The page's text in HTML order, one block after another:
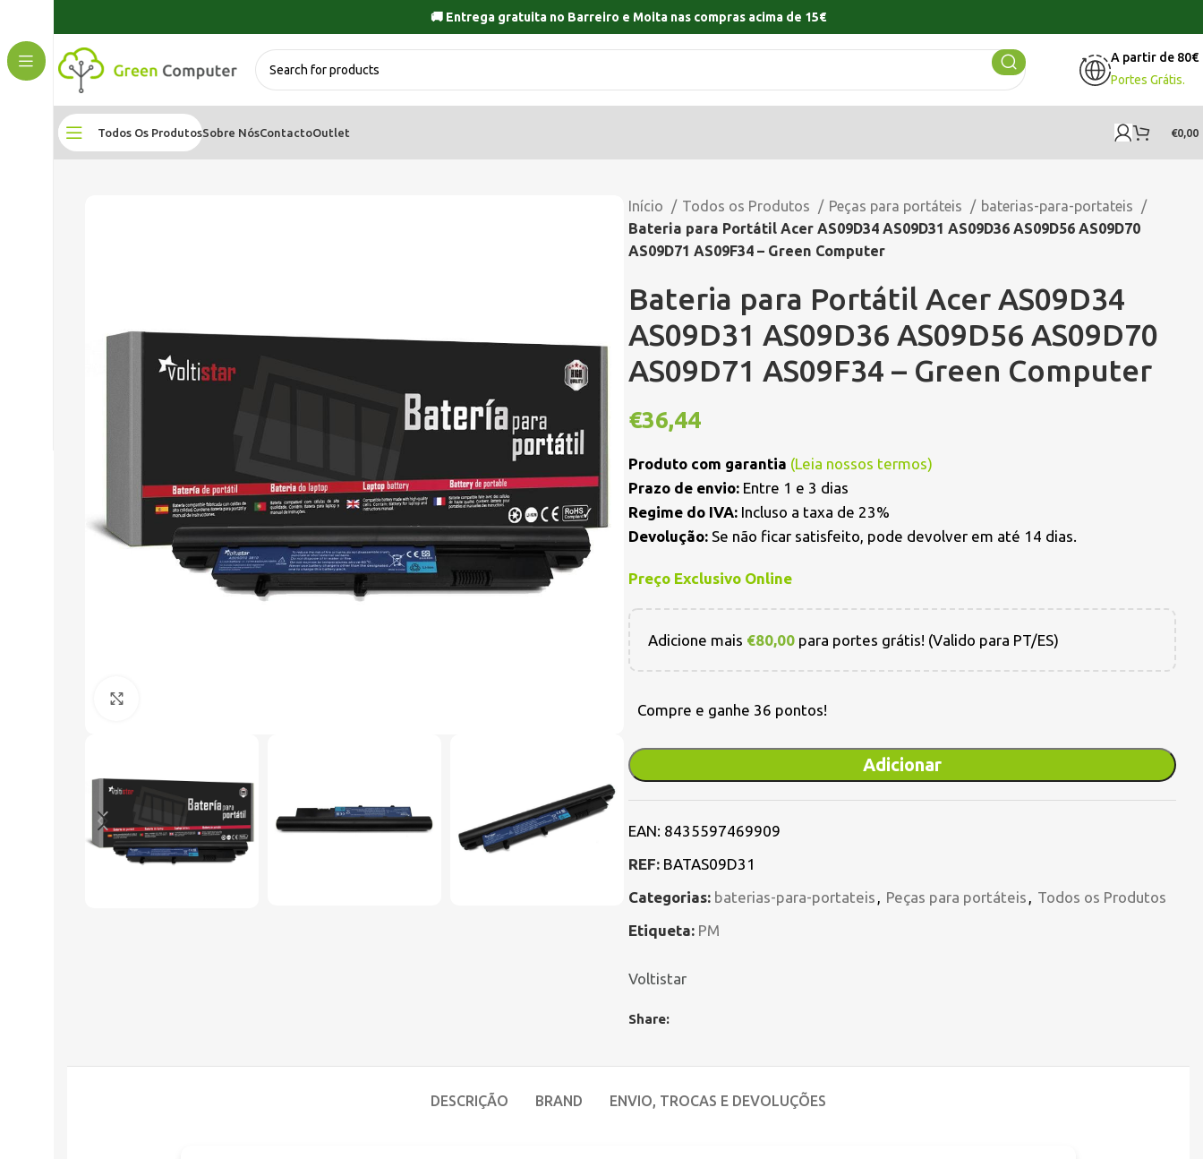
🚚 Entrega gratuita no Barreiro e Moita nas compras acima de 15€
A partir de 80€
Portes Grátis.
Todos Os ProdutosSobre NósContactoOutlet €0,00
Início Todos os Produtos Peças para portáteis
baterias-para-portateis
Bateria para Portátil Acer AS09D34 AS09D31 AS09D36 AS09D56 AS09D70
AS09D71 AS09F34 – Green Computer
Bateria para Portátil Acer AS09D34
AS09D31 AS09D36 AS09D56 AS09D70
AS09D71 AS09F34 – Green Computer
€36,44
Produto com garantia (Leia nossos termos)
Prazo de envio: Entre 1 e 3 dias
Regime do IVA: Incluso a taxa de 23%
Devolução: Se não ficar satisfeito, pode devolver em até 14 dias.
Preço Exclusivo Online
Adicione mais €80,00 para portes grátis! (Valido para PT/ES)
Compre e ganhe 36 pontos!
Adicionar
EAN: 8435597469909
REF: BATAS09D31
Categorias: baterias-para-portateis , Peças para portáteis , Todos os Produtos
Etiqueta: PM
Voltistar
Share:
DESCRIÇÃO BRAND ENVIO, TROCAS E DEVOLUÇÕES